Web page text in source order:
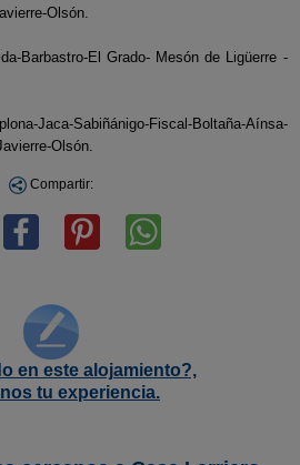
Olsón.
Barbastro-El Grado- Mesón de Ligüerre -
Jaca-Sabiñánigo-Fiscal-Boltaña-Aínsa-
Olsón.
Compartir:
en este alojamiento?,
tu experiencia.